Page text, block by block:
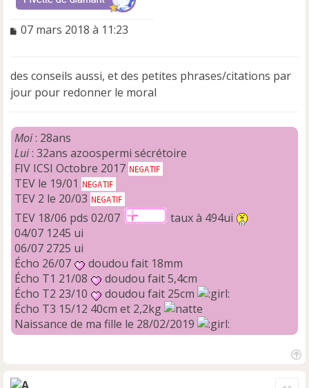
M
a
g
o
n
l
u
07 mars 2018 à 11:23
des conseils aussi, et des petites phrases/citations par
jour pour redonner le moral
Moi: 28ans
Lui: 32ans azoospermi sécrétoire
FIV ICSI Octobre 2017
TEV le 19/01
TEV 2 le 20/03
TEV 18/06 pds 02/07
taux à 494ui
04/07 1245 ui
06/07 2725 ui
Écho 26/07
doudou fait 18mm
Écho T1 21/08
doudou fait 5,4cm
Écho T2 23/10
doudou fait 25cm
Écho T3 15/12 40cm et 2,2kg
Naissance de ma fille le 28/02/2019